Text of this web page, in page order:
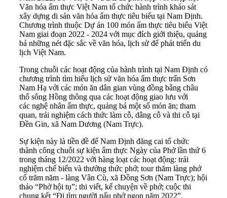
Văn hóa ẩm thực Việt Nam tổ chức hành trình khảo sát
xây dựng di sản văn hóa ẩm thực tiêu biểu tại Nam Định.
Chương trình thuộc Dự án 100 món ẩm thực tiêu biểu Việt
Nam giai đoạn 2022 - 2024 với mục đích giới thiệu, quảng
bá những nét đặc sắc về văn hóa, lịch sử để phát triển du
lịch Việt Nam.
Trong chuỗi các hoạt động của hành trình tại Nam Định có
chương trình tìm hiểu lịch sử văn hóa ẩm thực trấn Sơn
Nam Hạ với các món ăn dân gian vùng đồng bằng châu
thổ sông Hồng thông qua các hoạt động giao lưu với
các nghệ nhân ẩm thực, quảng bá một số món ăn; tham
quan, trải nghiệm cách thức làm cỗ, dâng cỗ và thi cỗ tại
Đền Gin, xã Nam Dương (Nam Trực).
Sự kiện này là tiền đề để Nam Định đăng cai tổ chức
thành công chuỗi sự kiện ẩm thực Ngày của Phở lần thứ 6
trong tháng 12/2022 với hàng loạt các hoạt động: trải
nghiệm chế biến và thưởng thức phở; tour thăm làng phở
cổ trăm năm - làng Vân Cù, xã Đồng Sơn (Nam Trực); hội
thảo “Phở hội tụ”; thi viết, kể chuyện về phở; cuộc thi
chung kết “Đi tìm người nấu phở ngon năm 2022”.